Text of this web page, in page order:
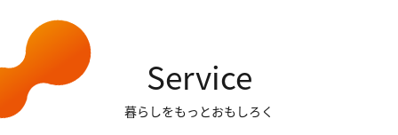
Service
暮らしをもっとおもしろく